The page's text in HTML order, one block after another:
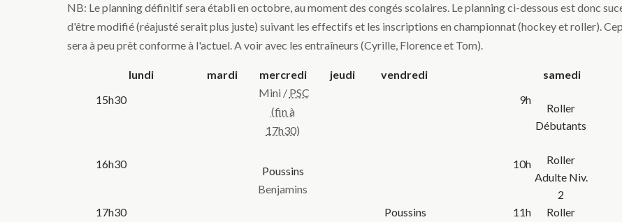
NB: Le planning définitif sera établi en octobre, au moment des congés scolaires. Le planning ci-dessous est donc
d'être modifié (réajusté serait plus juste) suivant les effectifs et les inscriptions en championnat (hockey et roller).
sera à peu prêt conforme à l'actuel. A voir avec les entraîneurs (Cyrille, Florence et Tom).
lundi mardi mercredi jeudi vendredi
samedi
15h30
Mini / PSC
(fin à
17h30)
9h
Roller
Débutants
16h30
Poussins
Benjamins
10h
Roller
Adulte Niv.
2
17h30
Poussins
11h
Roller